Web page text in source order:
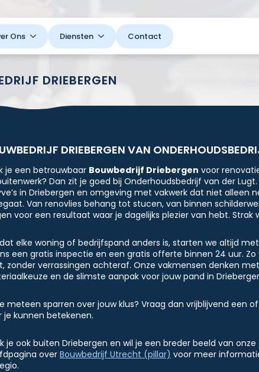
Ons Diensten Contact
DRIEBERGEN
DRIEBERGEN VAN
je een betrouwbaar Bouwbedrijf Driebergen voor
Dan zit je goed bij Onderhoudsbedrijf van der
in Driebergen en omgeving met vakwerk dat niet alleen
Van renovlies behang tot stucen, van binnen
voor een resultaat waar je dagelijks plezier van hebt. Strak
elke woning of bedrijfspand anders is, starten we altijd
een gratis inspectie en een gratis offerte binnen 24 uur.
zonder verrassingen achteraf. Onze vakmensen denken
en de slimste aanpak voor jouw pand in
meteen sparren over jouw klus? Vraag dan vrijblijvend een
je kunnen betekenen.
je ook buiten Driebergen en wil je een breder beeld van onze
overBouwbedrijf Utrecht (pillar) voor meer